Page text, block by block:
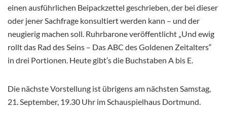
einen ausführlichen Beipackzettel geschrieben, der bei dieser
oder jener Sachfrage konsultiert werden kann – und der
neugierig machen soll. Ruhrbarone veröffentlicht „Und ewig
rollt das Rad des Seins – Das ABC des Goldenen Zeitalters“
in drei Portionen. Heute gibt’s die Buchstaben A bis E.
Die nächste Vorstellung ist übrigens am nächsten Samstag,
21. September, 19.30 Uhr im Schauspielhaus Dortmund.